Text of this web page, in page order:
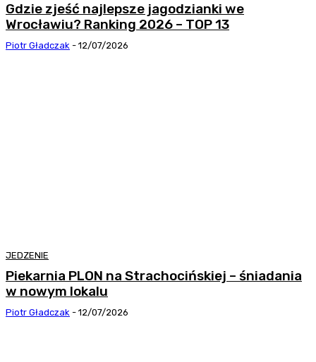
Gdzie zjeść najlepsze jagodzianki we
Wrocławiu? Ranking 2026 – TOP 13
Piotr Gładczak - 12/07/2026
JEDZENIE
Piekarnia PLON na Strachocińskiej – śniadania
w nowym lokalu
Piotr Gładczak - 12/07/2026